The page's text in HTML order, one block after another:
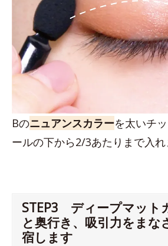
Bのニュアンスカラーを太いチ
ールの下から2/3あたりまで入れ
STEP3 ディープマット
と奥行き、吸引力をまな
宿します